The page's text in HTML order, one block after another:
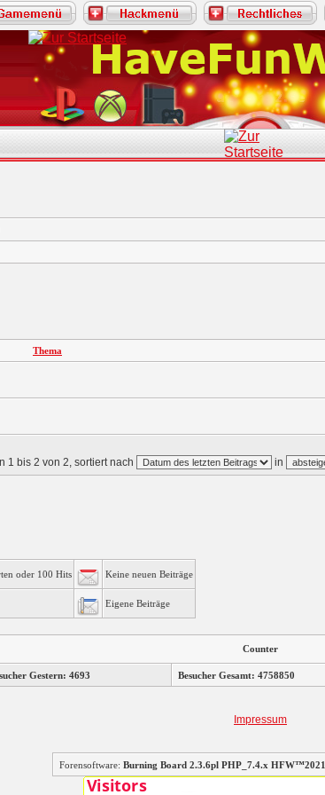
Thema
1 bis 2 von 2, sortiert nach in
oder 100 Hits Keine neuen Beiträge
Eigene Beiträge
Counter
Gestern: 4693 Besucher Gesamt: 4758850
Impressum
Forensoftware: Burning Board 2.3.6pl PHP_7.4.x HFW™2021